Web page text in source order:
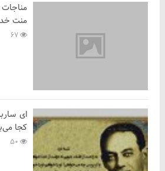
منت
ای
کجا